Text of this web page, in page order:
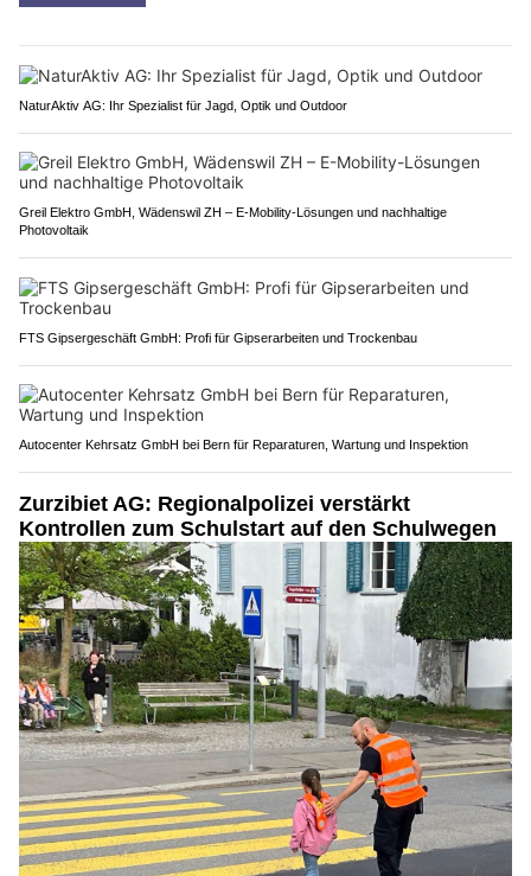
NaturAktiv AG: Ihr Spezialist für Jagd, Optik und Outdoor
Greil Elektro GmbH, Wädenswil ZH – E-Mobility-Lösungen und nachhaltige
Photovoltaik
FTS Gipsergeschäft GmbH: Profi für Gipserarbeiten und Trockenbau
Autocenter Kehrsatz GmbH bei Bern für Reparaturen, Wartung und Inspektion
Zurzibiet AG: Regionalpolizei verstärkt
Kontrollen zum Schulstart auf den Schulwegen